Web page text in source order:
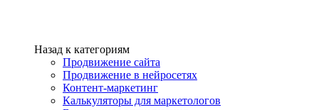
Назад к категориям
Продвижение сайта
Продвижение в нейросетях
Контент-маркетинг
Калькуляторы для маркетологов